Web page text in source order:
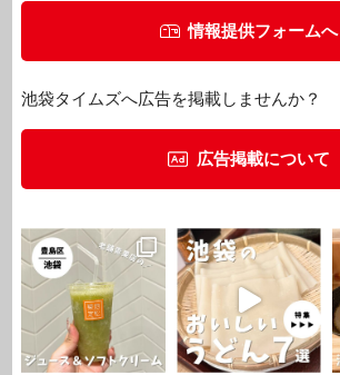
情報提供フォームへ
池袋タイムズへ広告を掲載しませんか？
広告掲載について